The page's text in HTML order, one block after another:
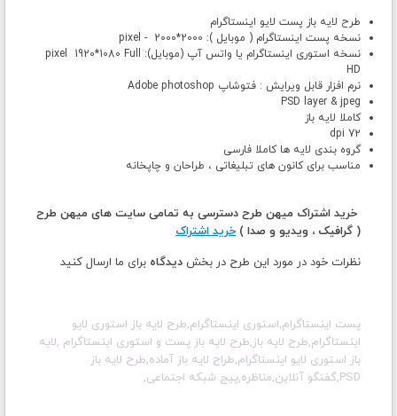
طرح لایه باز پست لایو اینستاگرام
نسخه پست اینستاگرام ( موبایل ): 2000*2000 - pixel
نسخه استوری اینستاگرام یا واتس آپ (موبایل): pixel 1920*1080 Full
HD
نرم افزار قابل ویرایش : فتوشاپ Adobe photoshop
PSD layer & jpeg
کاملا لایه باز
72 dpi
گروه بندی لایه ها کاملا فارسی
مناسب برای کانون های تبلیغاتی ، طراحان و چاپخانه
خرید اشتراک میهن طرح دسترسی به تمامی سایت های میهن طرح
( گرافیک ، ویدیو و صدا ) خرید اشتراک
نظرات خود در مورد این طرح در بخش دیدگاه برای ما ارسال کنید
پست اینستاگرام,استوری اینستاگرام,طرح لایه باز استوری لایو
اینستاگرام,طرح لایه باز,طرح لایه باز پست و استوری اینستاگرام ,لایه
باز استوری لایو اینستاگرام,طراح لایه باز آماده,طرح لایه باز
PSD,گفتگو آنلاین,مناظره,پیج شبکه اجتماعی,